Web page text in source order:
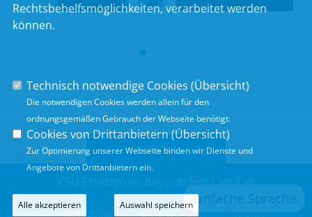
SITEMAP
CSU-Fraktion im Bayerischen Landtag
IMPRESSUM DATENSCHUTZ KONTAKT
Rechtsbehelfsmöglichkeiten, verarbeitet werden
können.
Technisch notwendige Cookies (Übersicht)
Die notwendigen Cookies werden allein für den
ordnungsgemäßen Gebrauch der Webseite benötigt.
Cookies von Drittanbietern (Übersicht)
Zur Optimierung unserer Webseite binden wir Dienste und
Angebote von Drittanbietern ein.
Alle akzeptieren Auswahl speichern